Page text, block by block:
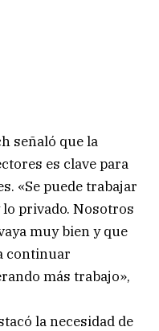
señaló que la
es clave para
«Se puede trabajar
privado. Nosotros
muy bien y que
continuar
más trabajo»,
la necesidad de